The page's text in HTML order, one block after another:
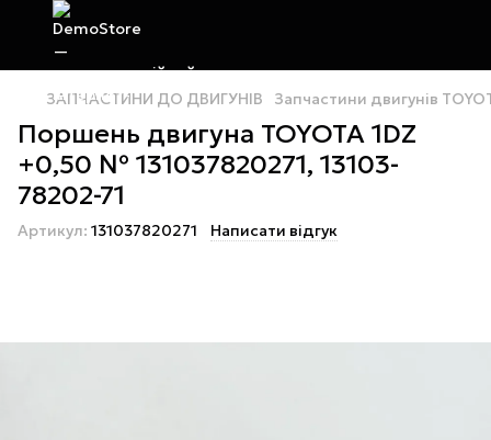
ЗАПЧАСТИНИ ДО ДВИГУНІВ Запчастини двигунів
Поршень двигуна TOYOTA 1DZ
+0,50 № 131037820271, 13103-
78202-71
Артикул: 131037820271 Написати відгук